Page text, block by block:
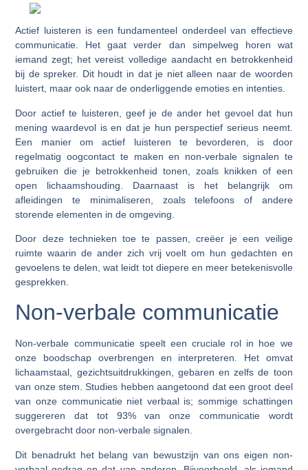
Actief luisteren is een fundamenteel onderdeel van effectieve
communicatie. Het gaat verder dan simpelweg horen wat
iemand zegt; het vereist volledige aandacht en betrokkenheid
bij de spreker. Dit houdt in dat je niet alleen naar de woorden
luistert, maar ook naar de onderliggende emoties en intenties.
Door actief te luisteren, geef je de ander het gevoel dat hun
mening waardevol is en dat je hun perspectief serieus neemt.
Een manier om actief luisteren te bevorderen, is door
regelmatig oogcontact te maken en non-verbale signalen te
gebruiken die je betrokkenheid tonen, zoals knikken of een
open lichaamshouding. Daarnaast is het belangrijk om
afleidingen te minimaliseren, zoals telefoons of andere
storende elementen in de omgeving.
Door deze technieken toe te passen, creëer je een veilige
ruimte waarin de ander zich vrij voelt om hun gedachten en
gevoelens te delen, wat leidt tot diepere en meer betekenisvolle
gesprekken.
Non-verbale communicatie
Non-verbale communicatie speelt een cruciale rol in hoe we
onze boodschap overbrengen en interpreteren. Het omvat
lichaamstaal, gezichtsuitdrukkingen, gebaren en zelfs de toon
van onze stem. Studies hebben aangetoond dat een groot deel
van onze communicatie niet verbaal is; sommige schattingen
suggereren dat tot 93% van onze communicatie wordt
overgebracht door non-verbale signalen.
Dit benadrukt het belang van bewustzijn van ons eigen non-